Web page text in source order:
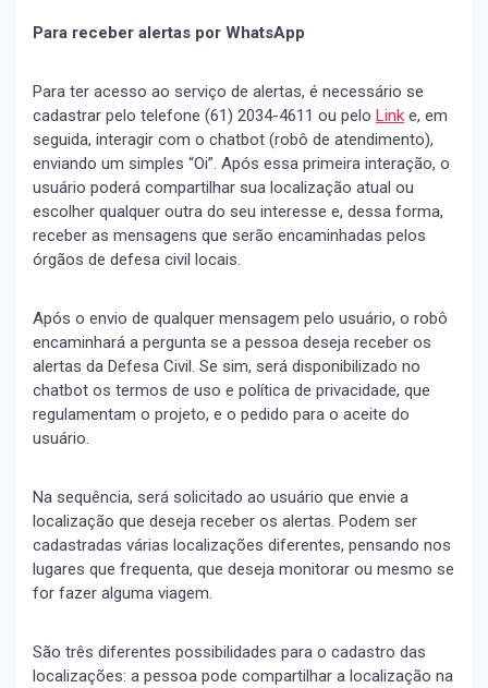
Para receber alertas por WhatsApp
Para ter acesso ao serviço de alertas, é necessário se
cadastrar pelo telefone (61) 2034-4611 ou pelo Link e, em
seguida, interagir com o chatbot (robô de atendimento),
enviando um simples “Oi”. Após essa primeira interação, o
usuário poderá compartilhar sua localização atual ou
escolher qualquer outra do seu interesse e, dessa forma,
receber as mensagens que serão encaminhadas pelos
órgãos de defesa civil locais.
Após o envio de qualquer mensagem pelo usuário, o robô
encaminhará a pergunta se a pessoa deseja receber os
alertas da Defesa Civil. Se sim, será disponibilizado no
chatbot os termos de uso e política de privacidade, que
regulamentam o projeto, e o pedido para o aceite do
usuário.
Na sequência, será solicitado ao usuário que envie a
localização que deseja receber os alertas. Podem ser
cadastradas várias localizações diferentes, pensando nos
lugares que frequenta, que deseja monitorar ou mesmo se
for fazer alguma viagem.
São três diferentes possibilidades para o cadastro das
localizações: a pessoa pode compartilhar a localização na